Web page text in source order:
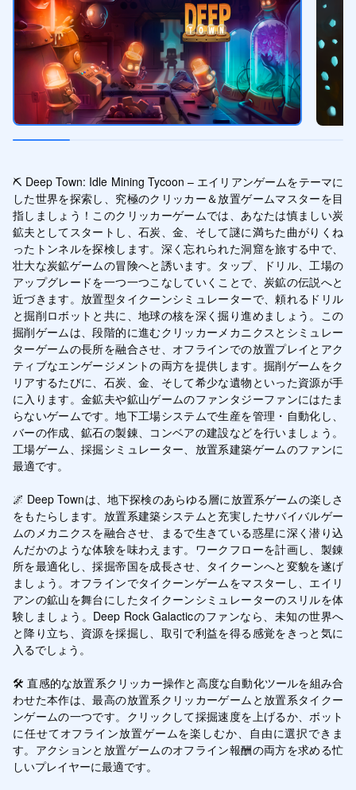
⛏️ Deep Town: Idle Mining Tycoon – エイリアンゲームをテーマに
した世界を探索し、究極のクリッカー＆放置ゲームマスターを目
指しましょう！このクリッカーゲームでは、あなたは慎ましい炭
鉱夫としてスタートし、石炭、金、そして謎に満ちた曲がりくね
ったトンネルを探検します。深く忘れられた洞窟を旅する中で、
壮大な炭鉱ゲームの冒険へと誘います。タップ、ドリル、工場の
アップグレードを一つ一つこなしていくことで、炭鉱の伝説へと
近づきます。放置型タイクーンシミュレーターで、頼れるドリル
と掘削ロボットと共に、地球の核を深く掘り進めましょう。この
掘削ゲームは、段階的に進むクリッカーメカニクスとシミュレー
ターゲームの長所を融合させ、オフラインでの放置プレイとアク
ティブなエンゲージメントの両方を提供します。掘削ゲームをク
リアするたびに、石炭、金、そして希少な遺物といった資源が手
に入ります。金鉱夫や鉱山ゲームのファンタジーファンにはたま
らないゲームです。地下工場システムで生産を管理・自動化し、
バーの作成、鉱石の製錬、コンベアの建設などを行いましょう。
工場ゲーム、採掘シミュレーター、放置系建築ゲームのファンに
最適です。
🌌 Deep Townは、地下探検のあらゆる層に放置系ゲームの楽しさ
をもたらします。放置系建築システムと充実したサバイバルゲー
ムのメカニクスを融合させ、まるで生きている惑星に深く潜り込
んだかのような体験を味わえます。ワークフローを計画し、製錬
所を最適化し、採掘帝国を成長させ、タイクーンへと変貌を遂げ
ましょう。オフラインでタイクーンゲームをマスターし、エイリ
アンの鉱山を舞台にしたタイクーンシミュレーターのスリルを体
験しましょう。Deep Rock Galacticのファンなら、未知の世界へ
と降り立ち、資源を採掘し、取引で利益を得る感覚をきっと気に
入るでしょう。
🛠️ 直感的な放置系クリッカー操作と高度な自動化ツールを組み合
わせた本作は、最高の放置系クリッカーゲームと放置系タイクー
ンゲームの一つです。クリックして採掘速度を上げるか、ボット
に任せてオフライン放置ゲームを楽しむか、自由に選択できま
す。アクションと放置ゲームのオフライン報酬の両方を求める忙
しいプレイヤーに最適です。